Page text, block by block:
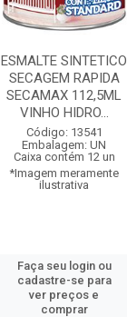
ESMALTE SINTETICO
SECAGEM RAPIDA
SECAMAX 112,5ML
VINHO HIDRO...
Código: 13541
Embalagem: UN
Caixa contém 12 un
*Imagem meramente
ilustrativa
Faça seu login ou
cadastre-se para
ver preços e
comprar